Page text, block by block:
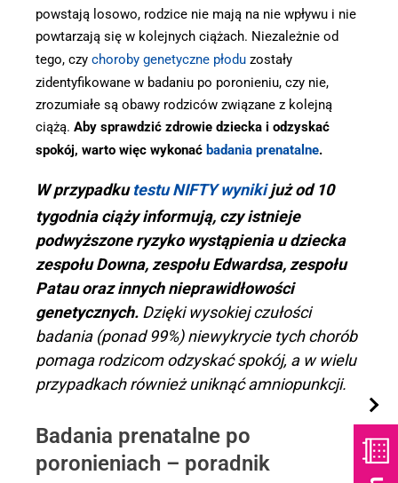
powstają losowo, rodzice nie mają na nie wpływu i nie
powtarzają się w kolejnych ciążach. Niezależnie od
tego, czy choroby genetyczne płodu zostały
zidentyfikowane w badaniu po poronieniu, czy nie,
zrozumiałe są obawy rodziców związane z kolejną
ciążą. Aby sprawdzić zdrowie dziecka i odzyskać
spokój, warto więc wykonać badania prenatalne.
W przypadkutestu NIFTY wynikijuż od 10
tygodnia ciąży informują, czy istnieje
podwyższone ryzyko wystąpienia u dziecka
zespołu Downa, zespołu Edwardsa, zespołu
Patau oraz innych nieprawidłowości
genetycznych. Dzięki wysokiej czułości
badania (ponad 99%) niewykrycie tych chorób
pomaga rodzicom odzyskać spokój, a w wielu
przypadkach również uniknąć amniopunkcji.
Badania prenatalne po
poronieniach – poradnik